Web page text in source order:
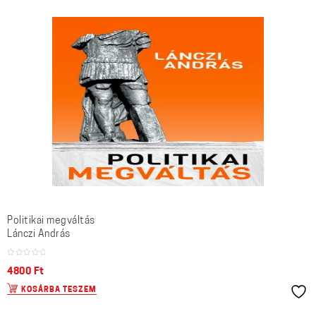
Politikai megváltás
Lánczi András
4800 Ft
KOSÁRBA TESZEM